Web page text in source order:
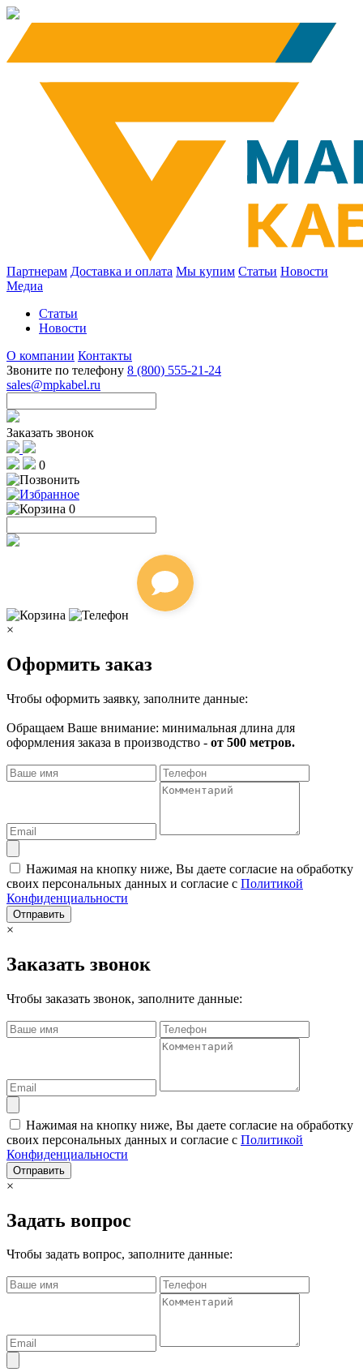
Партнерам Доставка и оплата Мы купим Статьи Новости
Медиа
Статьи
Новости
О компании Контакты
Звоните по телефону 8 (800) 555-21-24
sales@mpkabel.ru
Заказать звонок
0
0
×
Оформить заказ
Чтобы оформить заявку, заполните данные:
Обращаем Ваше внимание: минимальная длина для
оформления заказа в производство - от 500 метров.
Нажимая на кнопку ниже, Вы даете согласие на обработку
своих персональных данных и согласие с Политикой
Конфиденциальности
Отправить
×
Заказать звонок
Чтобы заказать звонок, заполните данные:
Нажимая на кнопку ниже, Вы даете согласие на обработку
своих персональных данных и согласие с Политикой
Конфиденциальности
Отправить
×
Задать вопрос
Чтобы задать вопрос, заполните данные: